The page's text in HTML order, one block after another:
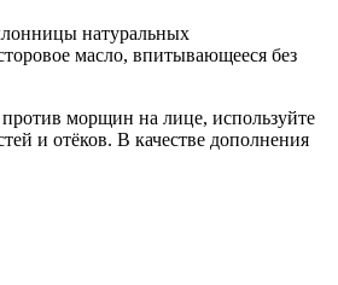
натуральных
масло, впитывающееся без
морщин на лице, используйте
и отёков. В качестве дополнения